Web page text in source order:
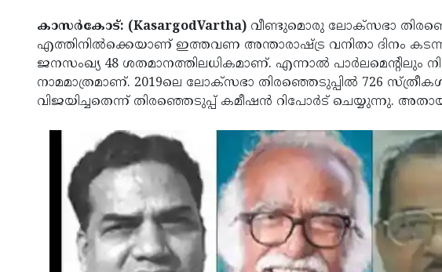
കാസർകോട്: (KasargodVartha) വീണ്ടുമൊരു ലോക്‌സഭാ
എത്തിനിൽക്കെയാണ് ഇത്തവണ അന്താരാഷ്ട്ര വനിതാ ദിനം
ജനസംഖ്യ 48 ശതമാനത്തിലധികമാണ്. എന്നാൽ പാർലമെൻ്റിലും
നാമമാത്രമാണ്. 2019ലെ ലോക്‌സഭാ തിരഞ്ഞെടുപ്പിൽ 726 സ്ത്രീകൾ
വിജയിച്ചതെന്ന് തിരഞ്ഞെടുപ്പ് കമീഷൻ റിപോർട് ചെയ്യുന്നു.